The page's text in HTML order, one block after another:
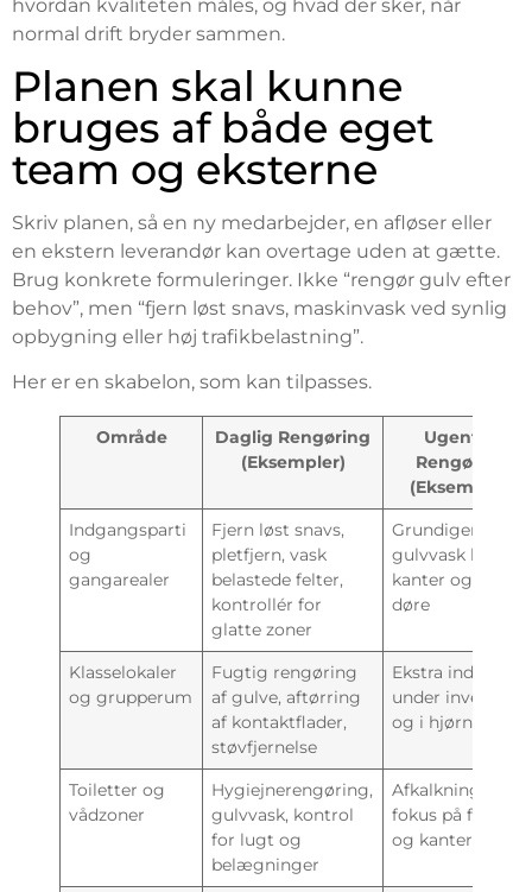
hvordan kvaliteten måles, og hvad der sker, når
normal drift bryder sammen.
Planen skal kunne
bruges af både eget
team og eksterne
Skriv planen, så en ny medarbejder, en afløser eller
en ekstern leverandør kan overtage uden at gætte.
Brug konkrete formuleringer. Ikke “rengør gulv efter
behov”, men “fjern løst snavs, maskinvask ved synlig
opbygning eller høj trafikbelastning”.
Her er en skabelon, som kan tilpasses.
Område
Daglig Rengøring
(Eksempler)
Ugentlig
Rengøring
(Eksempler)
Indgangsparti
og
gangarealer
Fjern løst snavs,
pletfjern, vask
belastede felter,
kontrollér for
glatte zoner
Grundigere
gulvvask langs
kanter og ved
døre
Klasselokaler
og grupperum
Fugtig rengøring
af gulve, aftørring
af kontaktflader,
støvfjernelse
Ekstra indsats
under inventar
og i hjørner
Toiletter og
vådzoner
Hygiejnerengøring,
gulvvask, kontrol
for lugt og
belægninger
Afkalkning og
fokus på fuger
og kanter